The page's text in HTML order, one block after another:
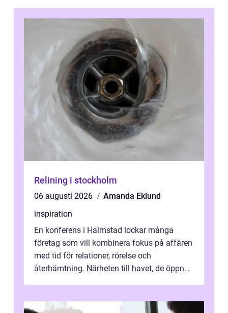
Relining i stockholm
06 augusti 2026
Amanda Eklund
inspiration
En konferens i Halmstad lockar många
företag som vill kombinera fokus på affären
med tid för relationer, rörelse och
återhämtning. Närheten till havet, de öppna